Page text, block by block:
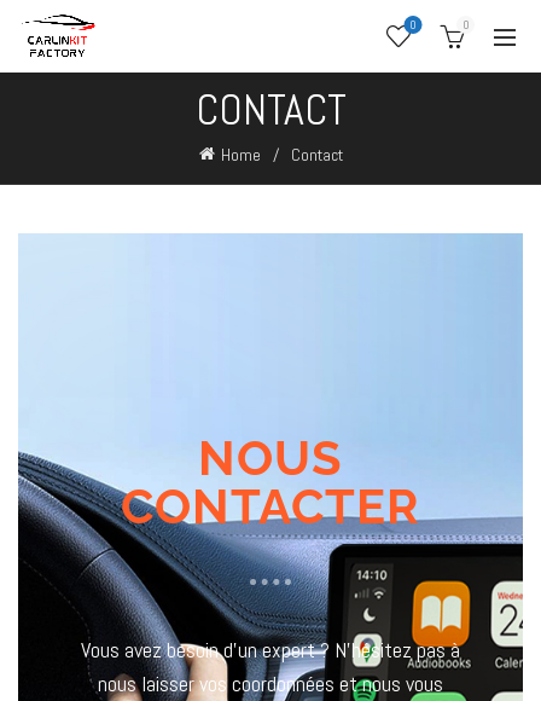
0 0
CONTACT
Home Contact
NOUS
CONTACTER
Vous avez besoin d’un expert ? N’hésitez pas à
nous laisser vos coordonnées et nous vous